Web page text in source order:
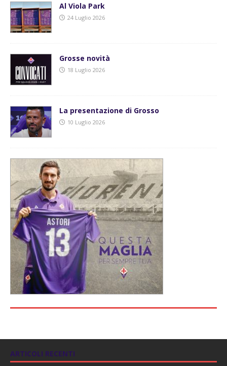
Al Viola Park
24 Luglio 2026
Grosse novità
18 Luglio 2026
La presentazione di Grosso
10 Luglio 2026
ARTICOLI RECENTI